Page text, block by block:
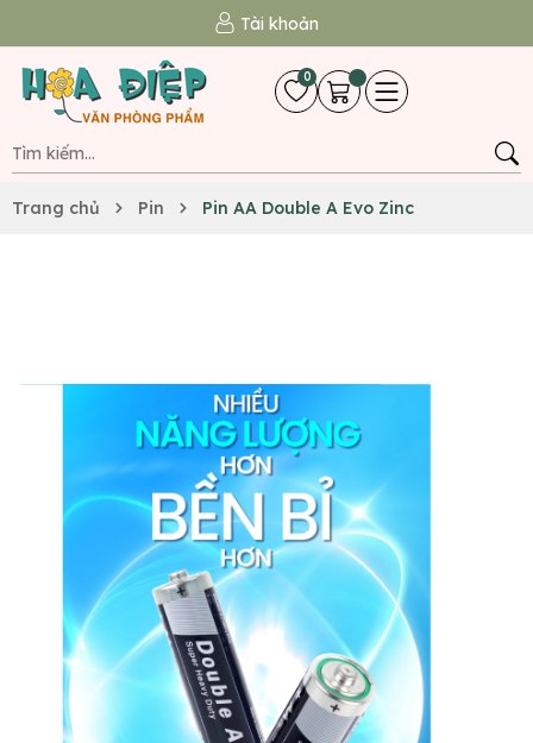
Tài khoản
0
Trang chủ Pin Pin AA Double A Evo Zinc